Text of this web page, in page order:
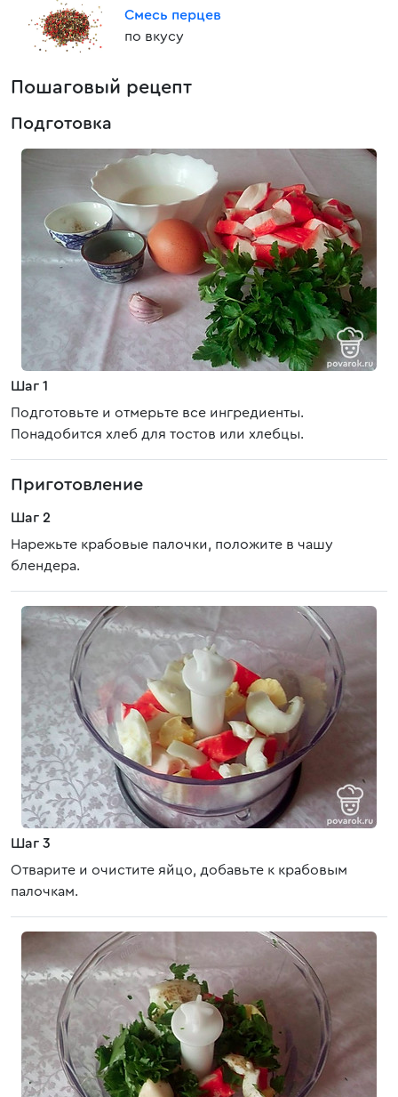
Смесь перцев
по вкусу
Пошаговый рецепт
Подготовка
Шаг 1
Подготовьте и отмерьте все ингредиенты.
Понадобится хлеб для тостов или хлебцы.
Приготовление
Шаг 2
Нарежьте крабовые палочки, положите в чашу
блендера.
Шаг 3
Отварите и очистите яйцо, добавьте к крабовым
палочкам.